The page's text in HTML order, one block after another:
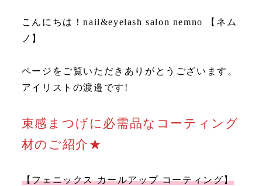
こんにちは！nail&eyelash salon nemno 【ネム
ノ】
ページをご覧いただきありがとうございます。
アイリストの渡邉です!
束感まつげに必需品なコーティング
材のご紹介★
【フェニックス カールアップ コーティング】